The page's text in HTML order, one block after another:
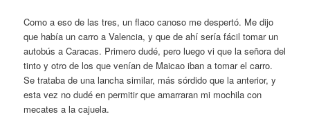
Como a eso de las tres, un flaco canoso me despertó. Me dijo
que había un carro a Valencia, y que de ahí sería fácil tomar un
autobús a Caracas. Primero dudé, pero luego vi que la señora del
tinto y otro de los que venían de Maicao iban a tomar el carro.
Se trataba de una lancha similar, más sórdido que la anterior, y
esta vez no dudé en permitir que amarraran mi mochila con
mecates a la cajuela.